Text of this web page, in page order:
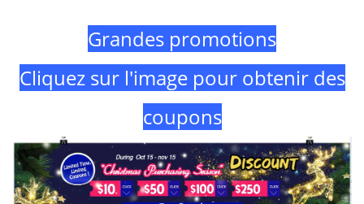
Grandes promotions
Cliquez sur l'image pour obtenir des
coupons